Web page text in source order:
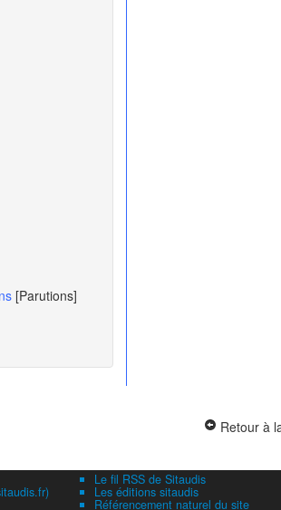
[Parutions]
Retour à
Le fil RSS de Sitaudis
Les éditions sitaudis
Référencement naturel du site